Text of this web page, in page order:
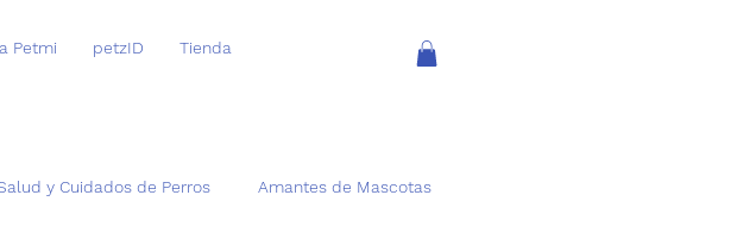
Petmi petzID Tienda
y Cuidados de Perros Amantes de Mascotas